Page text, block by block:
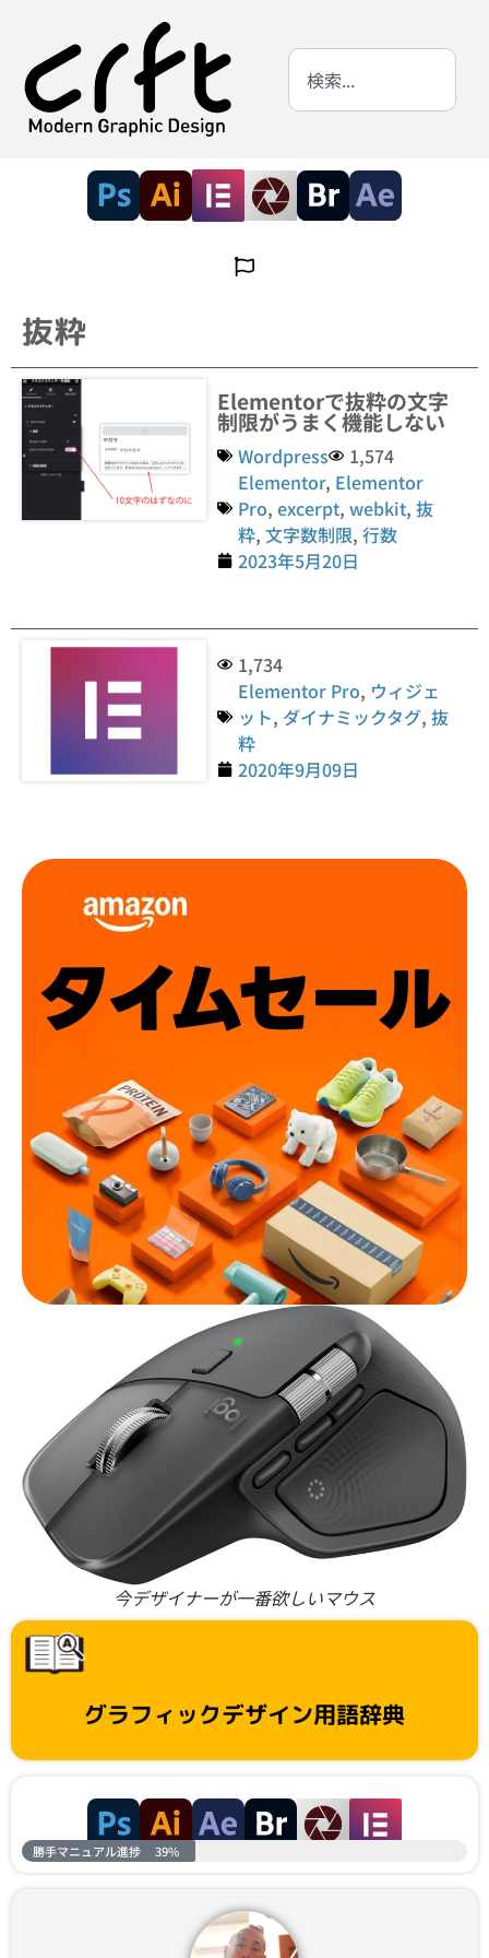
抜粋
Elementorで抜粋の文字
制限がうまく機能しない
Wordpress
1,574
Elementor, Elementor
Pro,excerpt,webkit,抜
粋,文字数制限,行数
2023年5月20日
1,734
Elementor Pro, ウィジェ
ット, ダイナミックタグ,抜
粋
2020年9月09日
今デザイナーが一番欲しいマウス
グラフィックデザイン用語辞典
勝手マニュアル進捗 39%